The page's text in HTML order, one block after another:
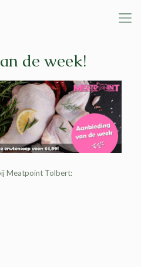
de week!
Meatpoint Tolbert: